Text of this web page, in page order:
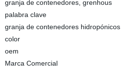
granja de contenedores, grenhous
palabra clave
granja de contenedores hidropónicos
color
oem
Marca Comercial